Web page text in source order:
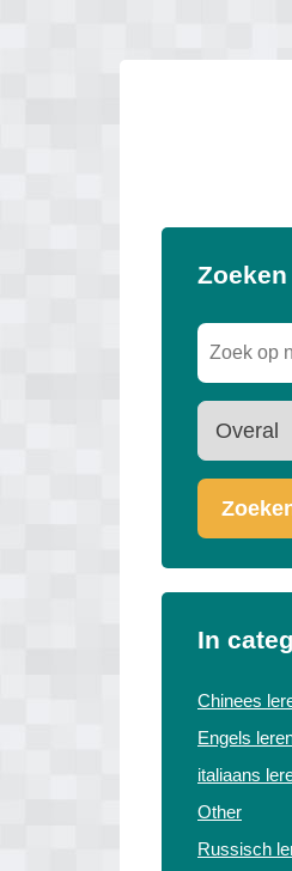
Zoeken
In
Chinees
Engels
italiaans
Other
Russisch